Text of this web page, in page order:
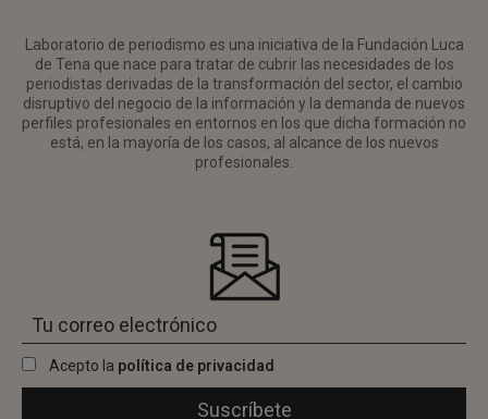
Laboratorio de periodismo es una iniciativa de la Fundación Luca
de Tena que nace para tratar de cubrir las necesidades de los
periodistas derivadas de la transformación del sector, el cambio
disruptivo del negocio de la información y la demanda de nuevos
perfiles profesionales en entornos en los que dicha formación no
está, en la mayoría de los casos, al alcance de los nuevos
profesionales.
Acepto la política de privacidad